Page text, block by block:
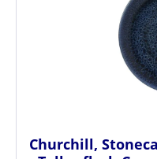
Churchill,